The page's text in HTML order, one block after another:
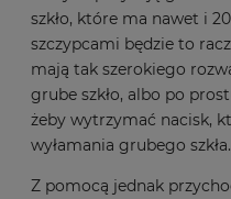
szkło, które ma nawet i
szczypcami będzie to
mają tak szerokiego
grube szkło, albo po
żeby wytrzymać nacisk,
wyłamania grubego szkła.
Z pomocą jednak